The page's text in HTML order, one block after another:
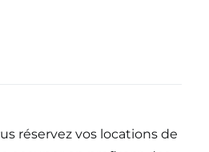
réservez vos locations de